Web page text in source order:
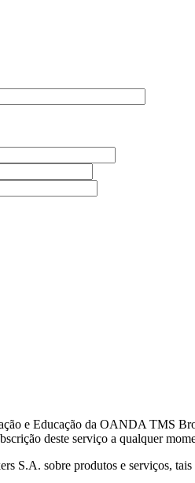
e Educação da OANDA TMS
deste serviço a qualquer
sobre produtos e serviços,